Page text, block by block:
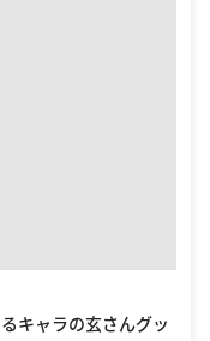
キャラの玄さんグッ